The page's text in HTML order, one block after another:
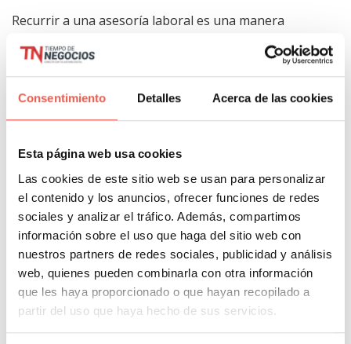
Consentimiento Detalles Acerca de las cookies
Esta página web usa cookies
Las cookies de este sitio web se usan para personalizar
el contenido y los anuncios, ofrecer funciones de redes
sociales y analizar el tráfico. Además, compartimos
información sobre el uso que haga del sitio web con
nuestros partners de redes sociales, publicidad y análisis
web, quienes pueden combinarla con otra información
que les haya proporcionado o que hayan recopilado a
partir del uso que haya hecho de sus servicios.
Recurrir a una asesoría laboral es una manera
deoptimizar el tiempo y ahorrar costes
. A su vez,
ayudará aeliminar los errores
en las nóminas de los
estaráen manos de profesionalesespecializados
Todo ello ofrecerá una mayortranquilidad, rapidez
y eficiencia, consiguiendo que los trabajadores
tengan sus nóminas en el tiempo establecido y de
forma correcta.
Además, obtendrás unasesoramiento continuo y te
permitirá estar al día de todas las novedades en
material legal y laboral.